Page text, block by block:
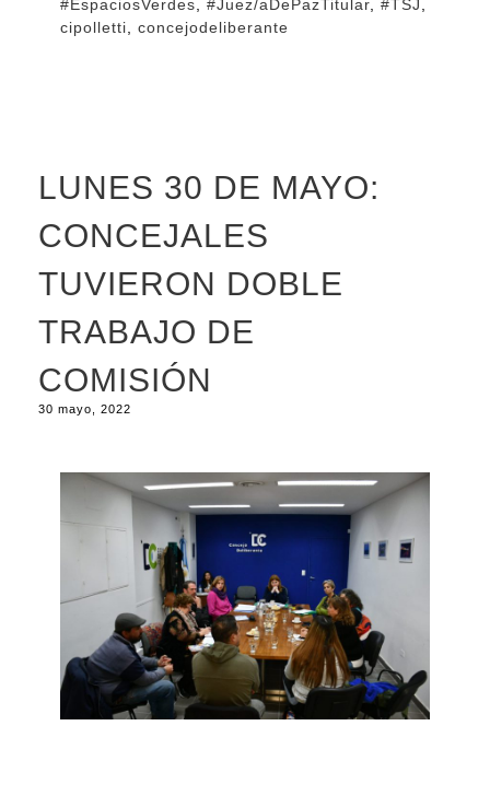
#EspaciosVerdes, #Juez/aDePazTitular, #TSJ,
cipolletti, concejodeliberante
LUNES 30 DE MAYO:
CONCEJALES
TUVIERON DOBLE
TRABAJO DE
COMISIÓN
30 mayo, 2022